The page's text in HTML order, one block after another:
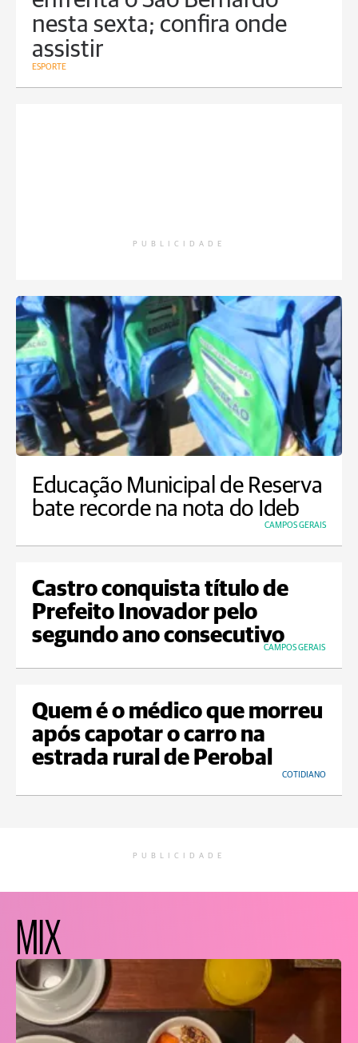
nesta sexta; confira onde
assistir
ESPORTE
PUBLICIDADE
Educação Municipal de Reserva
bate recorde na nota do Ideb
CAMPOS GERAIS
Castro conquista título de
Prefeito Inovador pelo
segundo ano consecutivo
CAMPOS GERAIS
Quem é o médico que morreu
após capotar o carro na
estrada rural de Perobal
COTIDIANO
PUBLICIDADE
MIX